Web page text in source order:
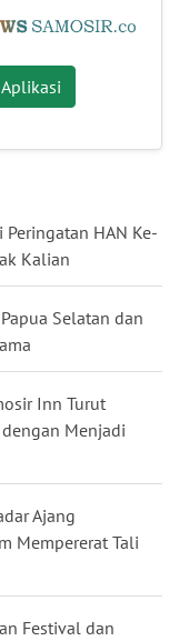
HAN Ke-
Kalian
Selatan dan
Inn Turut
Menjadi
Ajang
Mempererat Tali
Festival dan